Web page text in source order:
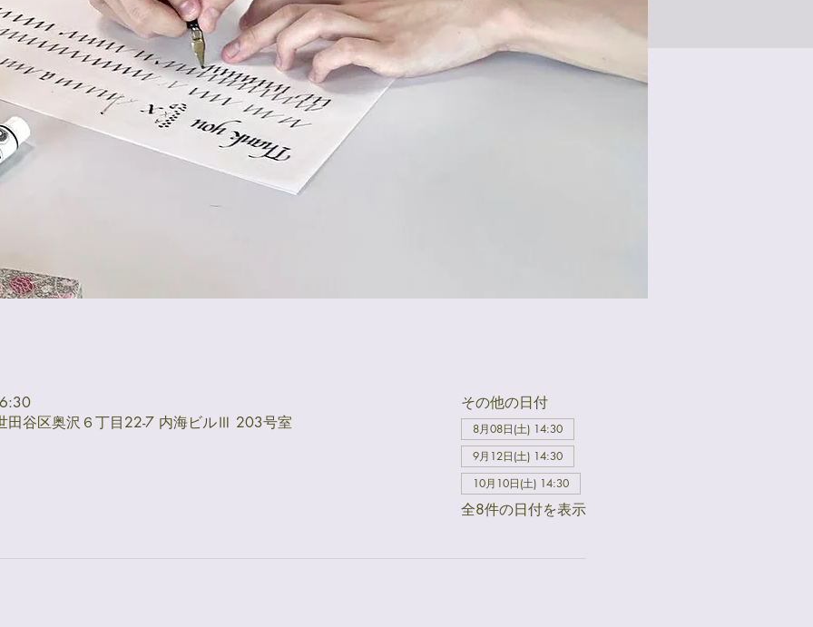
田谷区奥沢６丁目22-7 内海ビルⅢ 203号室
その他の日付
8月08日(土) 14:30
9月12日(土) 14:30
10月10日(土) 14:30
全8件の日付を表示